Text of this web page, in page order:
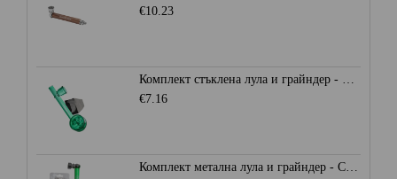
€10.23
Комплект стъклена лула и грайндер - CHAMP HIGH
€7.16
Комплект метална лула и грайндер - CHAMP HIGH